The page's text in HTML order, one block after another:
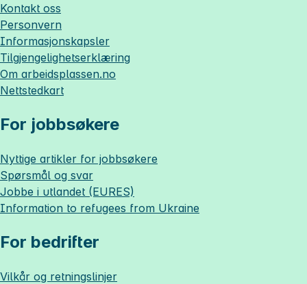
Kontakt oss
Personvern
Informasjonskapsler
Tilgjengelighetserklæring
Om arbeidsplassen.no
Nettstedkart
For jobbsøkere
Nyttige artikler for jobbsøkere
Spørsmål og svar
Jobbe i utlandet (EURES)
Information to refugees from Ukraine
For bedrifter
Vilkår og retningslinjer